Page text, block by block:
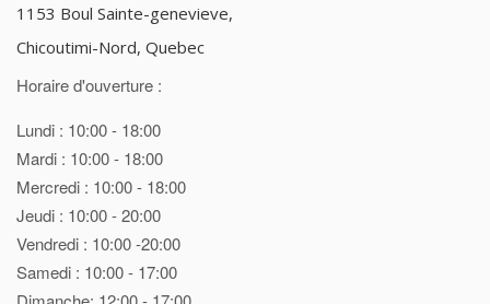
1153 Boul Sainte-genevieve,
Chicoutimi-Nord, Quebec
Horaire d'ouverture :
Lundi : 10:00 - 18:00
Mardi : 10:00 - 18:00
Mercredi : 10:00 - 18:00
Jeudi : 10:00 - 20:00
Vendredi : 10:00 -20:00
Samedi : 10:00 - 17:00